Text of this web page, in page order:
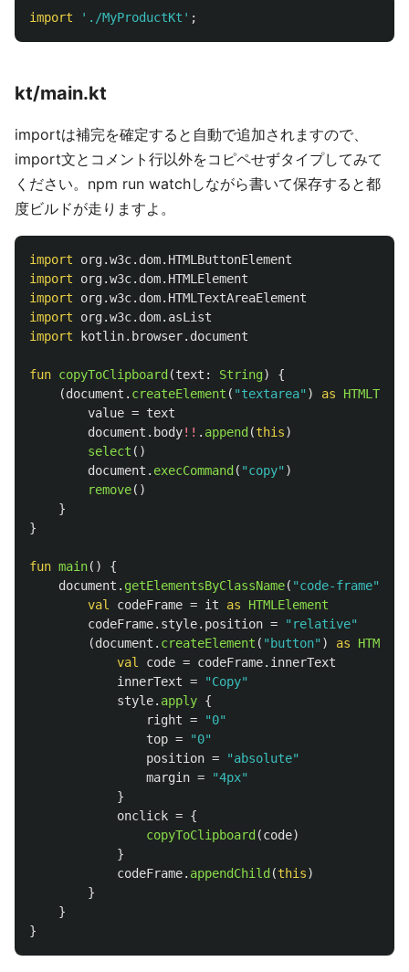
import ' ./MyProductKt ' ;
kt/main.kt
importは補完を確定すると自動で追加されますので、
import文とコメント行以外をコピペせずタイプしてみて
ください。npm run watchしながら書いて保存すると都
度ビルドが走りますよ。
import
org.w3c.dom.HTMLButtonElement
import
org.w3c.dom.HTMLElement
import
org.w3c.dom.HTMLTextAreaElement
import
org.w3c.dom.asList
import
kotlin.browser.document
fun copyToClipboard (text : String)
{
(document . createElement ( "textarea" ) as
value = text
document . body!! . append (this)
select ()
document . execCommand ( "copy" )
remove()
}
}
fun main()
{
document . getElementsByClassName( "code-frame"
val
codeFrame = it as
HTMLElement
codeFrame. style. position =
"relative"
(document . createElement ( "button" ) as
val
code = codeFrame. innerText
innerText =
"Copy"
style. apply {
right =
"0"
top =
"0"
position =
"absolute"
margin =
"4px"
}
onclick = {
copyToClipboard (code)
}
codeFrame. appendChild (this)
}
}
}